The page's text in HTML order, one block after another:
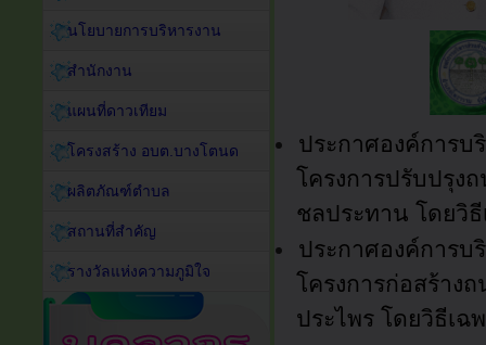
ประกาศองค์การบ
โครงการปรับปรุง
ชลประทาน โดยวิธี
ประกาศองค์การบ
โครงการก่อสร้าง
ประไพร โดยวิธีเฉ
นโยบายการบริหารงาน
สำนักงาน
แผนที่ดาวเทียม
โครงสร้าง อบต.บางโตนด
ผลิตภัณฑ์ตำบล
สถานที่สำคัญ
รางวัลแห่งความภูมิใจ